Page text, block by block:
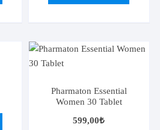
Pharmaton Essential
Women 30 Tablet
599,00₺